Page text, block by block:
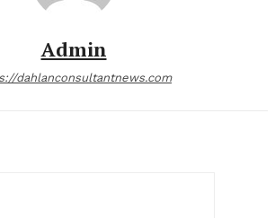
Admin
dahlanconsultantnews.com